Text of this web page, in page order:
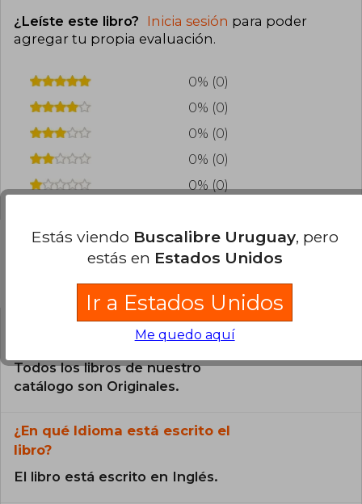
¿Leíste este libro? Inicia sesión para poder
agregar tu propia evaluación.
0% (0)
0% (0)
0% (0)
0% (0)
0% (0)
Preguntas frecuentes sobre el libro
¿El libro es original?
Todos los libros de nuestro
catálogo son Originales.
¿En qué Idioma está escrito el
libro?
El libro está escrito en Inglés.
Estás viendo Buscalibre Uruguay, pero
estás en Estados Unidos
Ir a Estados Unidos
Me quedo aquí